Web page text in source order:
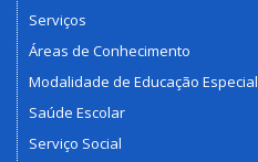
Serviços
Áreas de Conhecimento
Modalidade de Educação Especial
Saúde Escolar
Serviço Social